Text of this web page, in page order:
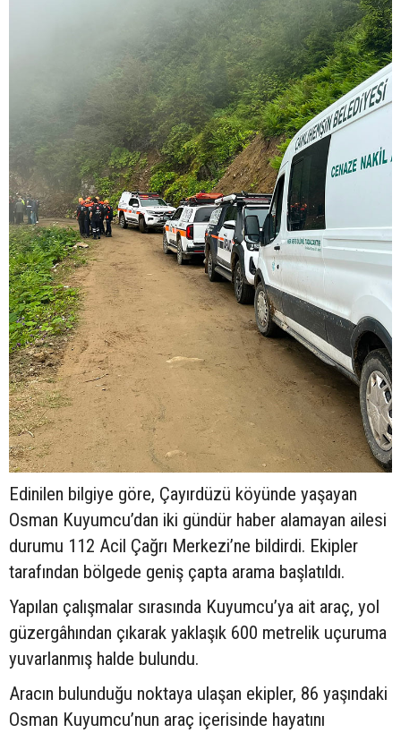
Edinilen bilgiye göre, Çayırdüzü köyünde yaşayan
Osman Kuyumcu’dan iki gündür haber alamayan ailesi
durumu 112 Acil Çağrı Merkezi’ne bildirdi. Ekipler
tarafından bölgede geniş çapta arama başlatıldı.
Yapılan çalışmalar sırasında Kuyumcu’ya ait araç, yol
güzergâhından çıkarak yaklaşık 600 metrelik uçuruma
yuvarlanmış halde bulundu.
Aracın bulunduğu noktaya ulaşan ekipler, 86 yaşındaki
Osman Kuyumcu’nun araç içerisinde hayatını